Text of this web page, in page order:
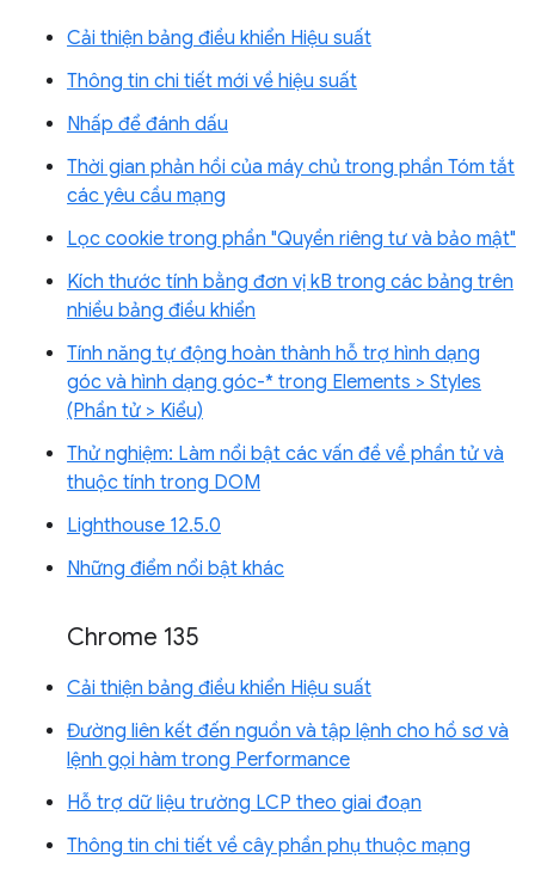
Cải thiện bảng điều khiển Hiệu suất
Thông tin chi tiết mới về hiệu suất
Nhấp để đánh dấu
Thời gian phản hồi của máy chủ trong phần Tóm tắt
các yêu cầu mạng
Lọc cookie trong phần "Quyền riêng tư và bảo mật"
Kích thước tính bằng đơn vị kB trong các bảng trên
nhiều bảng điều khiển
Tính năng tự động hoàn thành hỗ trợ hình dạng
góc và hình dạng góc-* trong Elements > Styles
(Phần tử > Kiểu)
Thử nghiệm: Làm nổi bật các vấn đề về phần tử và
thuộc tính trong DOM
Lighthouse 12.5.0
Những điểm nổi bật khác
Chrome 135
Cải thiện bảng điều khiển Hiệu suất
Đường liên kết đến nguồn và tập lệnh cho hồ sơ và
lệnh gọi hàm trong Performance
Hỗ trợ dữ liệu trường LCP theo giai đoạn
Thông tin chi tiết về cây phần phụ thuộc mạng